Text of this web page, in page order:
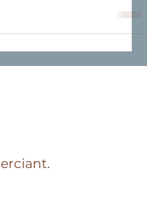
de l'appartement